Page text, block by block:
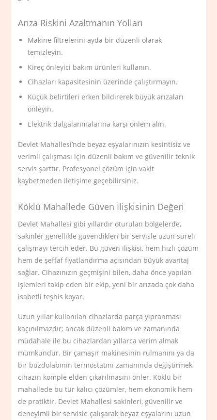
Arıza Riskini Azaltmanın Yolları
Makine filtrelerini ayda bir düzenli olarak
temizleyin.
Kireç önleyici bakım ürünleri kullanın.
Cihazları kapasitesinin üzerinde çalıştırmayın.
Küçük belirtileri erken bildirerek büyük arızaları
önleyin.
Elektrik dalgalanmalarına karşı önlem alın.
Devlet Mahallesi’nde beyaz eşyalarınızın kesintisiz ve
verimli çalışması için düzenli bakım ve güvenilir teknik
servis şarttır. Profesyonel çözüm için vakit
kaybetmeden iletişime geçebilirsiniz.
Köklü Mahallede Güven İlişkisinin Değeri
Devlet Mahallesi gibi yıllardır oturulan bölgelerde,
sakinler genellikle güvendikleri bir servisle uzun süreli
çalışmayı tercih eder. Bu güven ilişkisi, hem hızlı çözüm
hem de şeffaf fiyatlandırma açısından büyük avantaj
sağlar. Cihazınızın geçmişini bilen, daha önce yapılan
işlemleri takip eden bir ekip, yeni bir arızada çok daha
isabetli teşhis koyar.
Uzun yıllar kullanılan cihazlarda parça yıpranması
kaçınılmazdır; ancak düzenli bakım ve zamanında
müdahale ile bu cihazlardan yıllarca verim almak
mümkündür. Bir çamaşır makinesinin rulmanını ya da
bir buzdolabının termostatını zamanında değiştirmek,
cihazın komple elden çıkarılmasını önler. Köklü bir
mahallede bu tür kalıcı çözümler, hem ekonomik hem
de pratiktir. Devlet Mahallesi sakinleri, güvenilir ve
deneyimli bir servisle çalışarak beyaz eşyalarını uzun